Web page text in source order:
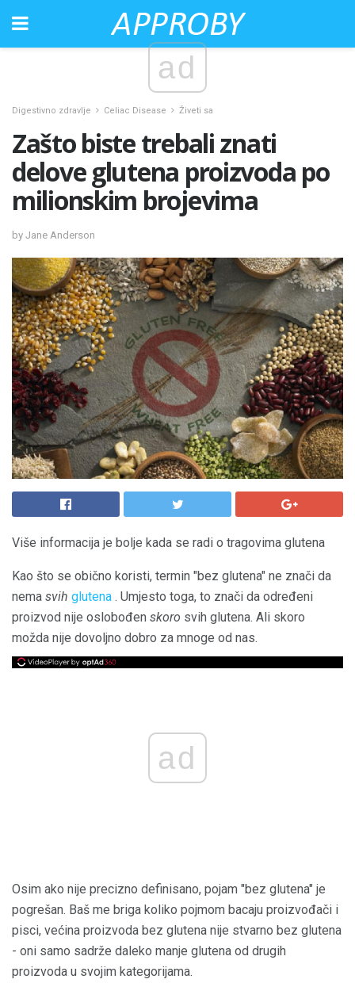
ad
Digestivno zdravlje Celiac Disease Živeti sa
Zašto biste trebali znati
delove glutena proizvoda po
milionskim brojevima
by Jane Anderson
Više informacija je bolje kada se radi o tragovima glutena
Kao što se obično koristi, termin "bez glutena" ne znači da
nema svih glutena . Umjesto toga, to znači da određeni
proizvod nije oslobođen skoro svih glutena. Ali skoro
možda nije dovoljno dobro za mnoge od nas.
ad
Osim ako nije precizno definisano, pojam "bez glutena" je
pogrešan. Baš me briga koliko pojmom bacaju proizvođači i
pisci, većina proizvoda bez glutena nije stvarno bez glutena
- oni samo sadrže daleko manje glutena od drugih
proizvoda u svojim kategorijama.